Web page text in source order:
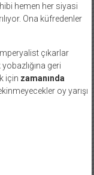
hemen her siyasi
Ona küfredenler
çıkarlar
geri
için zamanında
oy yarışı